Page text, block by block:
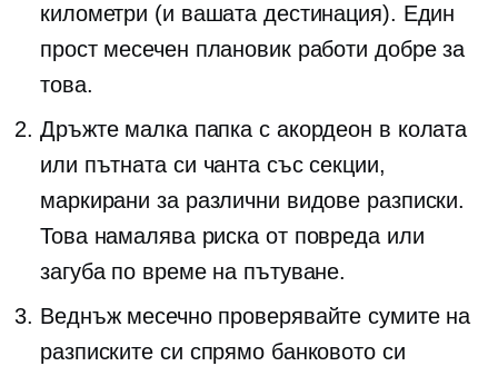
километри (и вашата дестинация). Един
прост месечен плановик работи добре за
това.
Дръжте малка папка с акордеон в колата
или пътната си чанта със секции,
маркирани за различни видове разписки.
Това намалява риска от повреда или
загуба по време на пътуване.
Веднъж месечно проверявайте сумите на
разписките си спрямо банковото си